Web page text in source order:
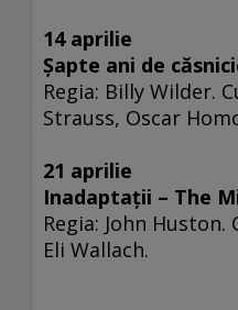
14 aprilie
Şapte ani de
Regia: Billy Wilder.
Strauss, Oscar
21 aprilie
Inadaptaţii – The
Regia: John
Eli Wallach.